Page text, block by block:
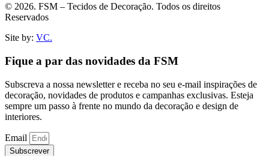
© 2026. FSM – Tecidos de Decoração. Todos os direitos
Reservados
Site by: VC.
Fique a par das novidades da FSM
Subscreva a nossa newsletter e receba no seu e-mail inspirações de
decoração, novidades de produtos e campanhas exclusivas. Esteja
sempre um passo à frente no mundo da decoração e design de
interiores.
Email
Subscrever